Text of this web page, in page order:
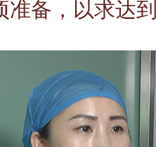
准备，以求达